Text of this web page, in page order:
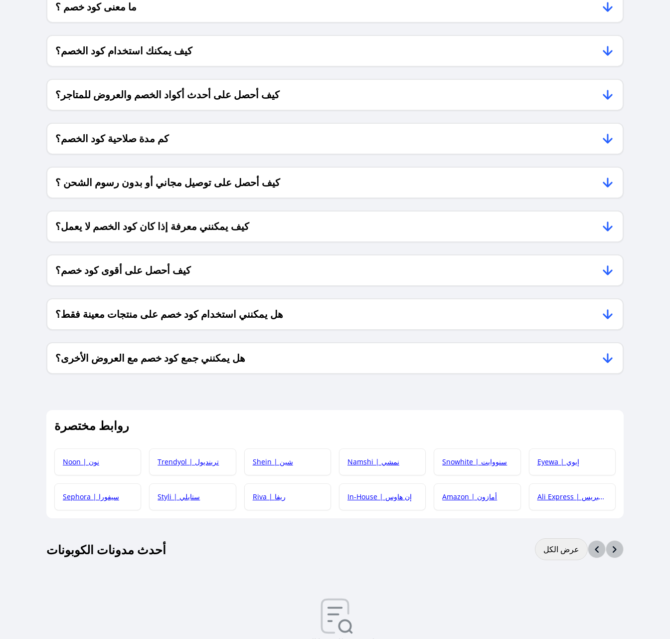
ما معنى كود خصم ؟
كيف يمكنك استخدام كود الخصم؟
كيف أحصل على أحدث أكواد الخصم والعروض للمتاجر؟
كم مدة صلاحية كود الخصم؟
كيف أحصل على توصيل مجاني أو بدون رسوم الشحن ؟
كيف يمكنني معرفة إذا كان كود الخصم لا يعمل؟
كيف أحصل على أقوى كود خصم؟
هل يمكنني استخدام كود خصم على منتجات معينة فقط؟
هل يمكنني جمع كود خصم مع العروض الأخرى؟
روابط مختصرة
Noon | نون Trendyol | ترينديول Shein | شين Namshi | نمشي Snowhite | سنووايت Eyewa | إيوي
Sephora | سيفورا Styli | ستايلي Riva | ريفا In-House | إن هاوس Amazon | أمازون Ali Express | علي إكسبريس
أحدث مدونات الكوبونات عرض الكل